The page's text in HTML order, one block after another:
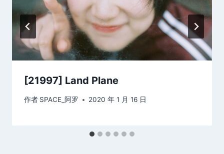
[21997] Land Plane
作者 SPACE_阿罗 2020 年 1 月 16 日